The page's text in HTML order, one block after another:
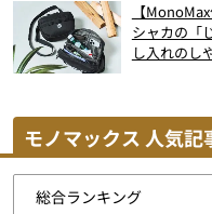
【
シャカの「
し入れのし
モノマックス 人気記